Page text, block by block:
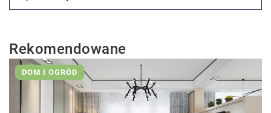
Rekomendowane
DOM I OGRÓD